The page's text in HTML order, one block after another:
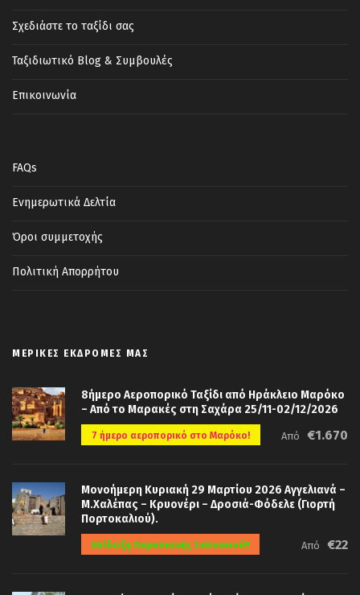
Σχεδιάστε το ταξίδι σας
Ταξιδιωτικό Blog & Συμβουλές
Επικοινωνία
FAQs
Ενημερωτικά Δελτία
Όροι συμμετοχής
Πολιτική Απορρήτου
ΜΕΡΙΚΈΣ ΕΚΔΡΟΜΈΣ ΜΑΣ
8ήμερο Αεροπορικό Ταξίδι από Ηράκλειο Μαρόκο
– Από το Μαρακές στη Σαχάρα 25/11-02/12/2026
7 ήμερο αεροπορικό στο Μαρόκο! Από €1.670
Μονοήμερη Κυριακή 29 Μαρτίου 2026 Αγγελιανά –
Μ.Χαλέπας – Κρυονέρι – Δροσιά-Φόδελε (Γιορτή
Πορτοκαλιού).
Επίδειξη Παρασκευής Σαπουνιού!! Από €22